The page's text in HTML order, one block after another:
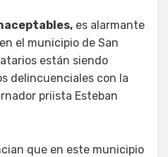
es alarmante
el municipio de San
están siendo
delincuenciales con la
priista Esteban
que en este municipio